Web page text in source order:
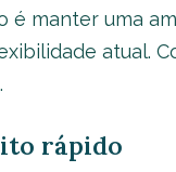
é manter uma
atual.
.
rápido